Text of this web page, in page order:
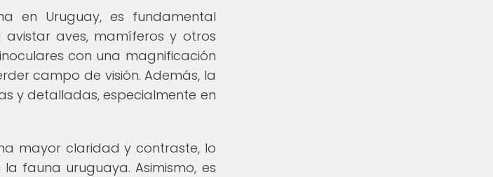
en Uruguay, es fundamental
aves, mamíferos y otros
con una magnificación
campo de visión. Además, la
y detalladas, especialmente en
mayor claridad y contraste, lo
fauna uruguaya. Asimismo, es